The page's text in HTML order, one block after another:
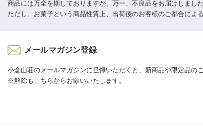
商品には万全を期しておりますが、万一、不良品をお届けしまし
ただし、お菓子という商品性質上、出荷後のお客様のご都合によ
メールマガジン登録
小倉山荘のメールマガジンに登録いただくと、新商品や限定品の
※解除もこちらからお願いいたします。